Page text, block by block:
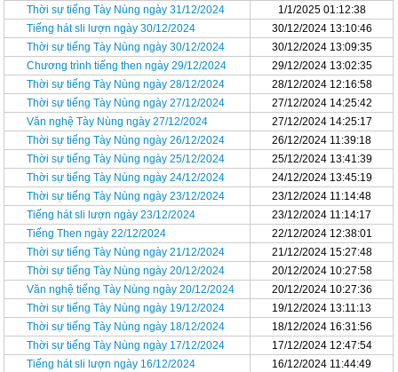
Thời sự tiếng Tày Nùng ngày 31/12/2024
1/1/2025 01:12:38
Tiếng hát sli lượn ngày 30/12/2024
30/12/2024 13:10:46
Thời sự tiếng Tày Nùng ngày 30/12/2024
30/12/2024 13:09:35
Chương trình tiếng then ngày 29/12/2024
29/12/2024 13:02:35
Thời sự tiếng Tày Nùng ngày 28/12/2024
28/12/2024 12:16:58
Thời sự tiếng Tày Nùng ngày 27/12/2024
27/12/2024 14:25:42
Văn nghệ Tày Nùng ngày 27/12/2024
27/12/2024 14:25:17
Thời sự tiếng Tày Nùng ngày 26/12/2024
26/12/2024 11:39:18
Thời sự tiếng Tày Nùng ngày 25/12/2024
25/12/2024 13:41:39
Thời sự tiếng Tày Nùng ngày 24/12/2024
24/12/2024 13:45:19
Thời sự tiếng Tày Nùng ngày 23/12/2024
23/12/2024 11:14:48
Tiếng hát sli lượn ngày 23/12/2024
23/12/2024 11:14:17
Tiếng Then ngày 22/12/2024
22/12/2024 12:38:01
Thời sự tiếng Tày Nùng ngày 21/12/2024
21/12/2024 15:27:48
Thời sự tiếng Tày Nùng ngày 20/12/2024
20/12/2024 10:27:58
Văn nghệ tiếng Tày Nùng ngày 20/12/2024
20/12/2024 10:27:36
Thời sự tiếng Tày Nùng ngày 19/12/2024
19/12/2024 13:11:13
Thời sự tiếng Tày Nùng ngày 18/12/2024
18/12/2024 16:31:56
Thời sự tiếng Tày Nùng ngày 17/12/2024
17/12/2024 12:47:54
Tiếng hát sli lượn ngày 16/12/2024
16/12/2024 11:44:49